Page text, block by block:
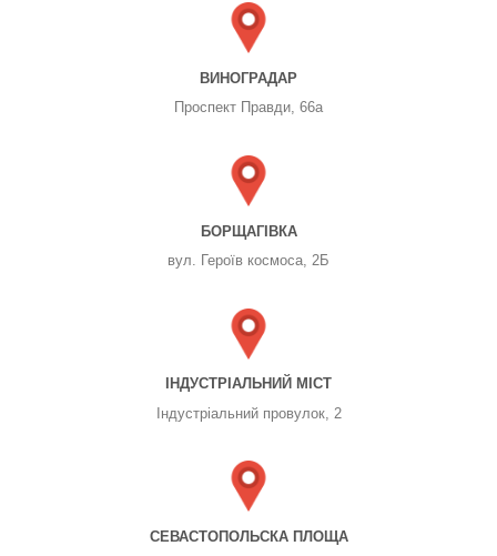
ВИНОГРАДАР
Проспект Правди, 66а
БОРЩАГІВКА
вул. Героїв космоса, 2Б
ІНДУСТРІАЛЬНИЙ МІСТ
Індустріальний провулок, 2
СЕВАСТОПОЛЬСКА ПЛОЩА